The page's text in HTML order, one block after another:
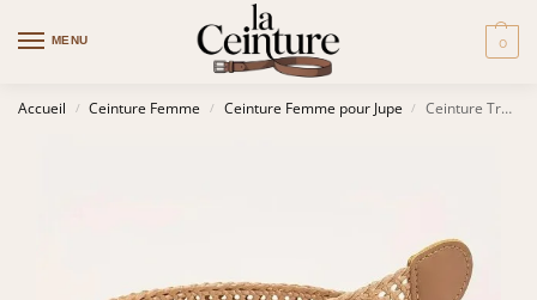
MENU 0
Accueil / Ceinture Femme / Ceinture Femme pour Jupe / Ceinture Tressée Style Bohème – Katowice